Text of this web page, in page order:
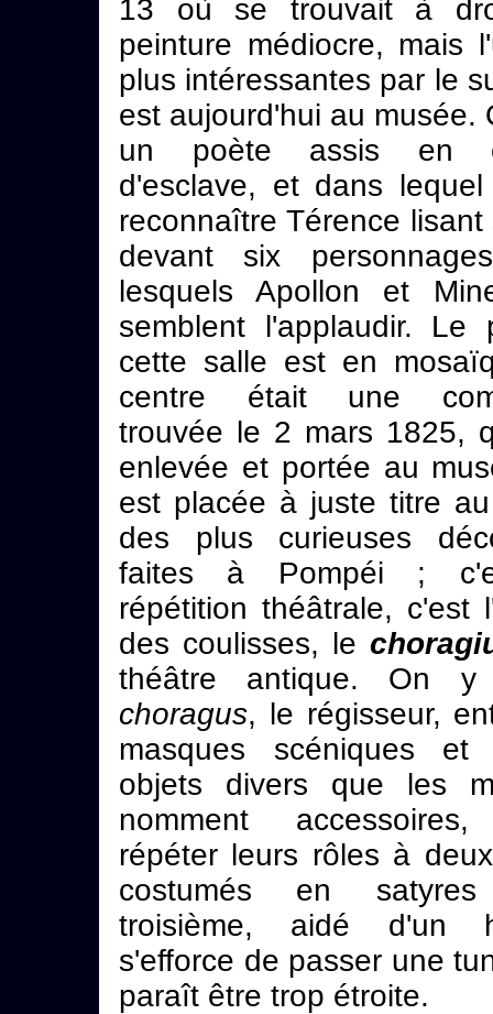
13 où se trouvait à
peinture médiocre, mais
plus intéressantes par le
est aujourd'hui au musée.
un poète assis en
d'esclave, et dans
reconnaître Térence lisant
devant six
lesquels Apollon et
semblent l'applaudir. Le
cette salle est en
centre était une
trouvée le 2 mars 1825,
enlevée et portée au
est placée à juste titre
des plus curieuses
faites à Pompéi ;
répétition théâtrale, c'est
des coulisses, le
théâtre antique. On
choragus, le régisseur,
masques scéniques
objets divers que les
nomment
répéter leurs rôles à
costumés en
troisième, aidé d'un
s'efforce de passer une
paraît être trop étroite.